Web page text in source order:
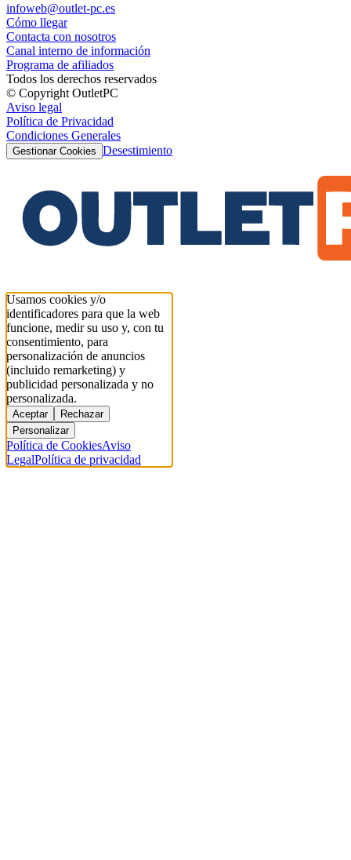
infoweb@outlet-pc.es
Cómo llegar
Contacta con nosotros
Canal interno de información
Programa de afiliados
Todos los derechos reservados
© Copyright OutletPC
Aviso legal
Política de Privacidad
Condiciones Generales
Gestionar Cookies Desestimiento
Usamos cookies y/o
identificadores para que la web
funcione, medir su uso y, con tu
consentimiento, para
personalización de anuncios
(incluido remarketing) y
publicidad personalizada y no
personalizada.
Aceptar
Rechazar
Personalizar
Política de CookiesAviso
LegalPolítica de privacidad